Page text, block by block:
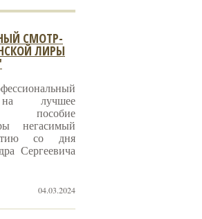
СМОТР-
ЛИРЫ
на лучшее
пособие
негасимый
со дня
Сергеевича
04.03.2024